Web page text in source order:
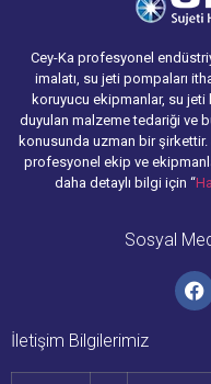
Cey-Ka profesyonel
imalatı, su jeti pompaları
koruyucu ekipmanlar, su
duyulan malzeme tedariği ve
konusunda uzman bir
profesyonel ekip ve
daha detaylı bilgi için “
Sosyal
İletişim Bilgilerimiz